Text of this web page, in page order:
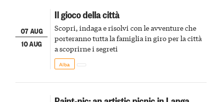
07 AUG
10 AUG
Il gioco della città
Scopri, indaga e risolvi con le avventure che
porteranno tutta la famiglia in giro per la città
a scoprirne i segreti
Alba